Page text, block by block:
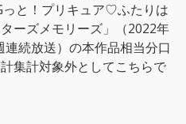
っと！プリキュア♡ふたりは
ーズメモリーズ」（2022年
続放送）の本作品相当分口
集計対象外としてこちらで